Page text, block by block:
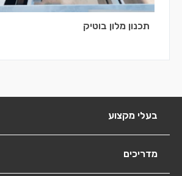
תכנון מלון בוטיק
בעלי מקצוע
מדריכים